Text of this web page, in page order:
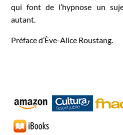
qui font de l’hypnose un
autant.
Préface d’Ève-Alice Roustang.